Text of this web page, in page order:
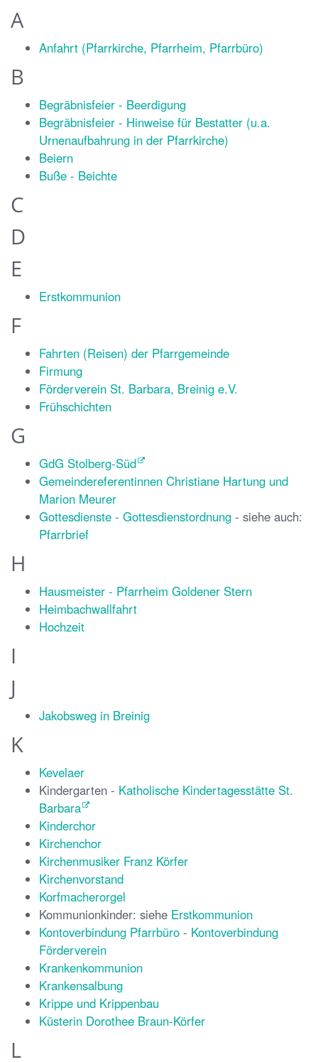
A
Anfahrt (Pfarrkirche, Pfarrheim, Pfarrbüro)
B
Begräbnisfeier - Beerdigung
Begräbnisfeier - Hinweise für Bestatter (u.a.
Urnenaufbahrung in der Pfarrkirche)
Beiern
Buße - Beichte
C
D
E
Erstkommunion
F
Fahrten (Reisen) der Pfarrgemeinde
Firmung
Förderverein St. Barbara, Breinig e.V.
Frühschichten
G
GdG Stolberg-Süd
Gemeindereferentinnen Christiane Hartung und
Marion Meurer
Gottesdienste - Gottesdienstordnung - siehe auch:
Pfarrbrief
H
Hausmeister - Pfarrheim Goldener Stern
Heimbachwallfahrt
Hochzeit
I
J
Jakobsweg in Breinig
K
Kevelaer
Kindergarten - Katholische Kindertagesstätte St.
Barbara
Kinderchor
Kirchenchor
Kirchenmusiker Franz Körfer
Kirchenvorstand
Korfmacherorgel
Kommunionkinder: siehe Erstkommunion
Kontoverbindung Pfarrbüro - Kontoverbindung
Förderverein
Krankenkommunion
Krankensalbung
Krippe und Krippenbau
Küsterin Dorothee Braun-Körfer
L